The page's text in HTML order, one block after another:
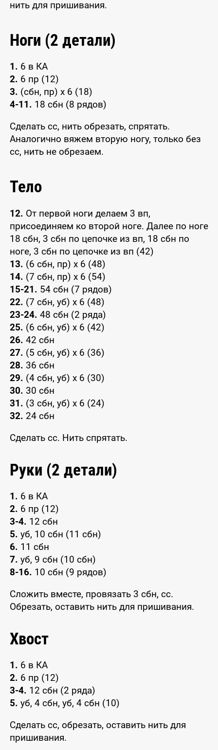
нить для пришивания.
Ноги (2 детали)
1. 6 в КА
2. 6 пр (12)
3. (сбн, пр) x 6 (18)
4-11. 18 сбн (8 рядов)
Сделать сс, нить обрезать, спрятать.
Аналогично вяжем вторую ногу, только без
сс, нить не обрезаем.
Тело
12. От первой ноги делаем 3 вп,
присоединяем ко второй ноге. Далее по ноге
18 сбн, 3 сбн по цепочке из вп, 18 сбн по
ноге, 3 сбн по цепочке из вп (42)
13. (6 сбн, пр) x 6 (48)
14. (7 сбн, пр) x 6 (54)
15-21. 54 сбн (7 рядов)
22. (7 сбн, уб) x 6 (48)
23-24. 48 сбн (2 ряда)
25. (6 сбн, уб) x 6 (42)
26. 42 сбн
27. (5 сбн, уб) x 6 (36)
28. 36 сбн
29. (4 сбн, уб) x 6 (30)
30. 30 сбн
31. (3 сбн, уб) x 6 (24)
32. 24 сбн
Сделать сс. Нить спрятать.
Руки (2 детали)
1. 6 в КА
2. 6 пр (12)
3-4. 12 сбн
5. уб, 10 сбн (11 сбн)
6. 11 сбн
7. уб, 9 сбн (10 сбн)
8-16. 10 сбн (9 рядов)
Сложить вместе, провязать 3 сбн, сс.
Обрезать, оставить нить для пришивания.
Хвост
1. 6 в КА
2. 6 пр (12)
3-4. 12 сбн (2 ряда)
5. уб, 4 сбн, уб, 4 сбн (10)
Сделать сс, обрезать, оставить нить для
пришивания.